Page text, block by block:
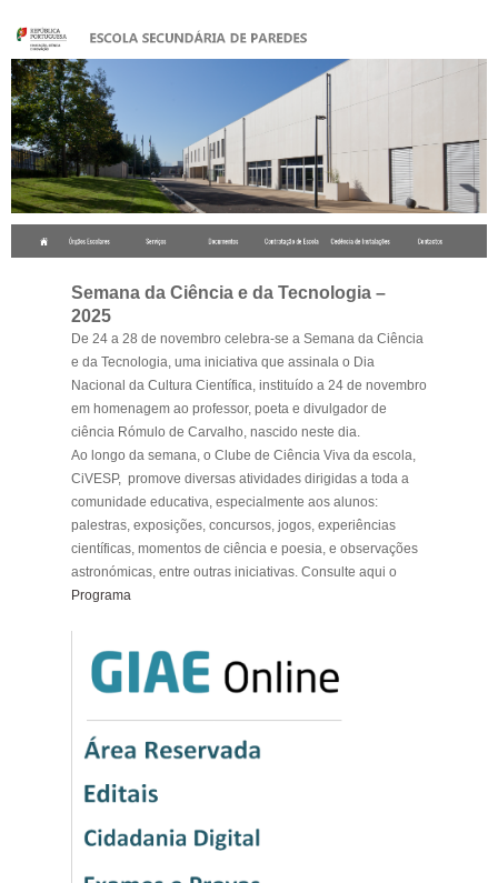
Semana da Ciência e da Tecnologia –
2025
De 24 a 28 de novembro celebra-se a Semana da Ciência
e da Tecnologia, uma iniciativa que assinala o Dia
Nacional da Cultura Científica, instituído a 24 de novembro
em homenagem ao professor, poeta e divulgador de
ciência Rómulo de Carvalho, nascido neste dia.
Ao longo da semana, o Clube de Ciência Viva da escola,
CiVESP, promove diversas atividades dirigidas a toda a
comunidade educativa, especialmente aos alunos:
palestras, exposições, concursos, jogos, experiências
científicas, momentos de ciência e poesia, e observações
astronómicas, entre outras iniciativas. Consulte aqui o
Programa